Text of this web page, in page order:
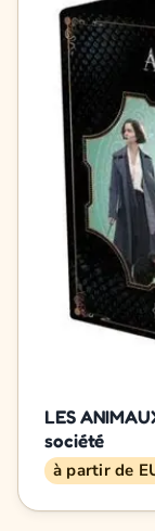
LES
société
à partir de